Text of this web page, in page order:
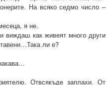
На всяко седмо число –
я не.
виждаш как живеят много други
ли е?
Отвсякъде заплахи. От